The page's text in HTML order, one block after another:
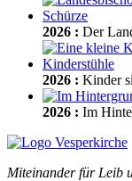
2026 : Der
2026 : Kinder
2026 : Im
Miteinander für Leib